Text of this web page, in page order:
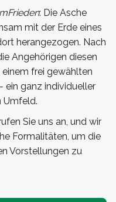
: Die Asche
mit der Erde eines
herangezogen. Nach
Angehörigen diesen
frei gewählten
ein ganz individueller
Umfeld.
Sie uns an, und wir
Formalitäten, um die
Vorstellungen zu